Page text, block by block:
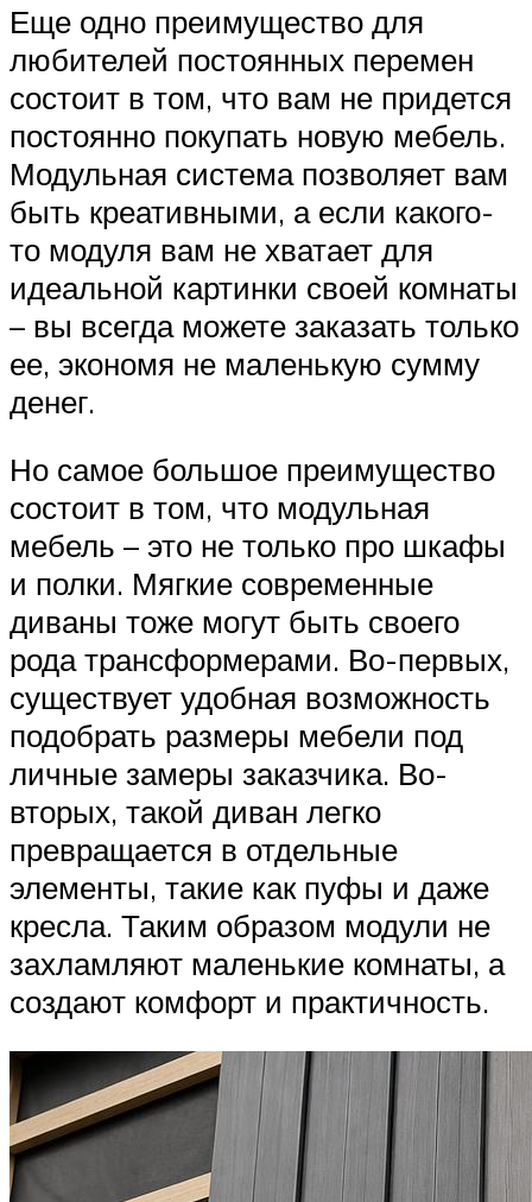
Еще одно преимущество для
любителей постоянных перемен
состоит в том, что вам не придется
постоянно покупать новую мебель.
Модульная система позволяет вам
быть креативными, а если какого-
то модуля вам не хватает для
идеальной картинки своей комнаты
– вы всегда можете заказать только
ее, экономя не маленькую сумму
денег.
Но самое большое преимущество
состоит в том, что модульная
мебель – это не только про шкафы
и полки. Мягкие современные
диваны тоже могут быть своего
рода трансформерами. Во-первых,
существует удобная возможность
подобрать размеры мебели под
личные замеры заказчика. Во-
вторых, такой диван легко
превращается в отдельные
элементы, такие как пуфы и даже
кресла. Таким образом модули не
захламляют маленькие комнаты, а
создают комфорт и практичность.